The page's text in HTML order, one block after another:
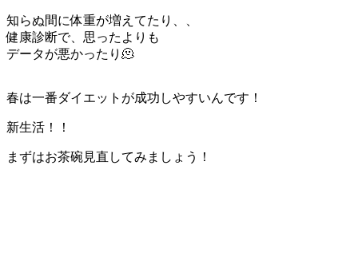
知らぬ間に体重が増えてたり、、
健康診断で、思ったよりも
データが悪かったり🫠
春は一番ダイエットが成功しやすいんです！
新生活！！
まずはお茶碗見直してみましょう！